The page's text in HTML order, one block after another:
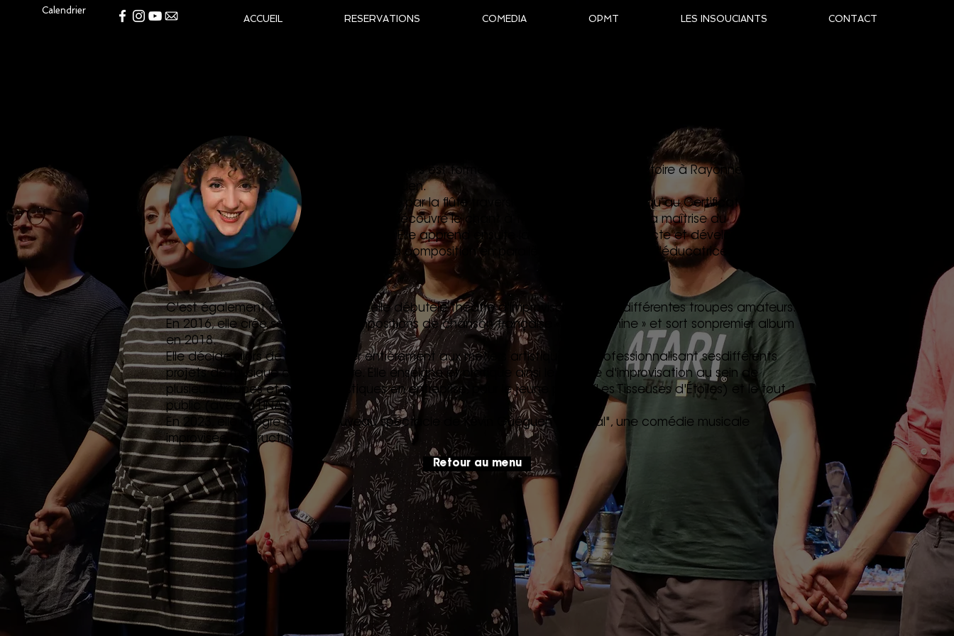
Calendrier
ACCUEIL
RESERVATIONS COMEDIA OPMT LES INSOUCIANTS CONTACT
Marie Quinquenel s’est formée à la musique au Conservatoire à Rayonnement
Régional de Rouen.
Elle commence par la flûte traversière qu’elle pratique jusqu’au Certificat d’Études
Musicales, et découvre le chant à travers la chorale puis la maîtrise du
conservatoire. Elle apprend ensuite la guitare en autodidacte et développe sa
passion pour la composition en parallèle de sa formation d'éducatrice
C'est également à ce moment qu'elle débutele théâtre d'improvisation dans différentes troupes amateurs.
En 2016, elle crée son solo de compositions de chanson française « La Gammine » et sort sonpremier album
en 2018.
Elle décide alors de se consacrer entièrement aux métiers artistiques en professionnalisant sesdifférents
projets de musique et de théâtre. Elle enseigne et pratique ainsi le théâtre d'improvisation au sein de
plusieurs troupes et projets artistiques en entreprise, pour le jeune public (Les Tisseuses d'Étoiles) et le tout
public (avec la LINA).
En 2023, elle intègre le tout nouveau spectacle de Kévin Guéguen : "Chroal", une comédie musicale
improvisée destructurée."
Retour au menu